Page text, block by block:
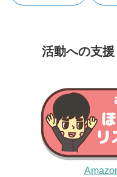
活動への支援